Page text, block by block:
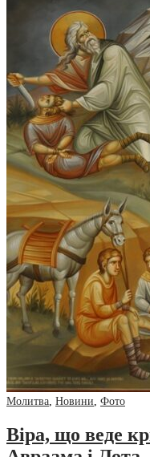
Молитва, Новини, Фото
Віра, що веде